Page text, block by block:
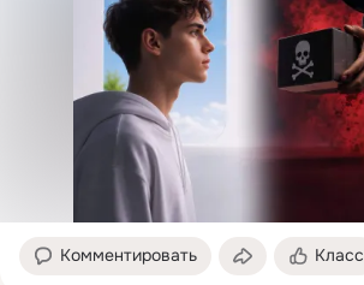
Комментировать Класс